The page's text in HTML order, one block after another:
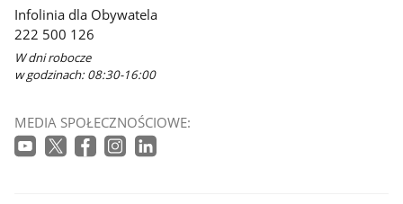
Infolinia dla Obywatela
222 500 126
W dni robocze
w godzinach: 08:30-16:00
MEDIA SPOŁECZNOŚCIOWE: